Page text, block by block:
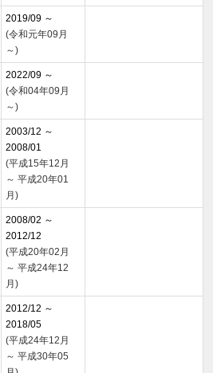
2019/09 ～
(令和元年09月
～)
2022/09 ～
(令和04年09月
～)
2003/12 ～
2008/01
(平成15年12月
～ 平成20年01
月)
2008/02 ～
2012/12
(平成20年02月
～ 平成24年12
月)
2012/12 ～
2018/05
(平成24年12月
～ 平成30年05